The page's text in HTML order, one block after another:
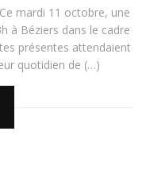
mardi 11 octobre, une
à Béziers dans le cadre
présentes attendaient
quotidien de (…)